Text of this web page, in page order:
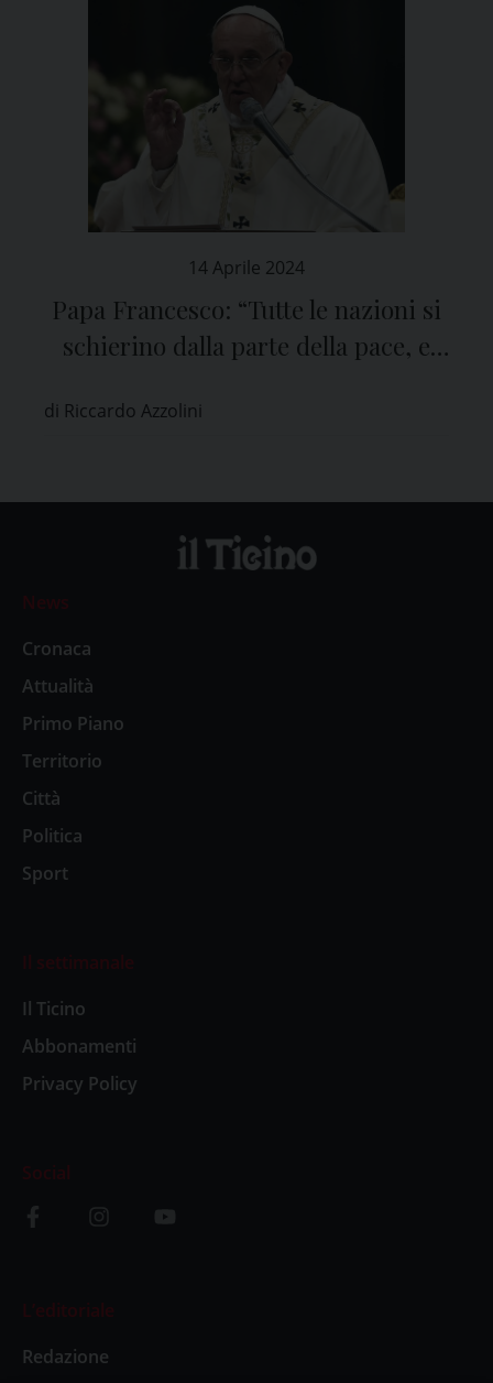
14 Aprile 2024
Papa Francesco: “Tutte le nazioni si
schierino dalla parte della pace, e
vivere in due Stati”
di Riccardo Azzolini
News
Cronaca
Attualità
Primo Piano
Territorio
Città
Politica
Sport
Il settimanale
Il Ticino
Abbonamenti
Privacy Policy
Social
L’editoriale
Redazione